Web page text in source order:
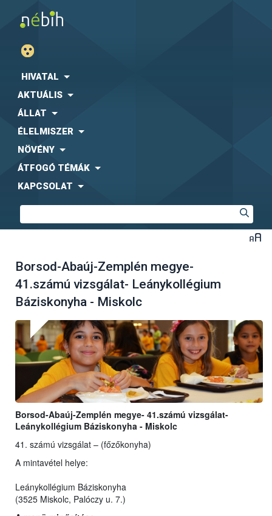
HIVATAL
AKTUÁLIS
ÁLLAT
ÉLELMISZER
NÖVÉNY
ÁTFOGÓ TÉMÁK
KAPCSOLAT
Borsod-Abaúj-Zemplén megye-
41.számú vizsgálat- Leánykollégium
Báziskonyha - Miskolc
Borsod-Abaúj-Zemplén megye- 41.számú vizsgálat-
Leánykollégium Báziskonyha - Miskolc
41. számú vizsgálat – (főzőkonyha)
A mintavétel helye:
Leánykollégium Báziskonyha
(3525 Miskolc, Palóczy u. 7.)